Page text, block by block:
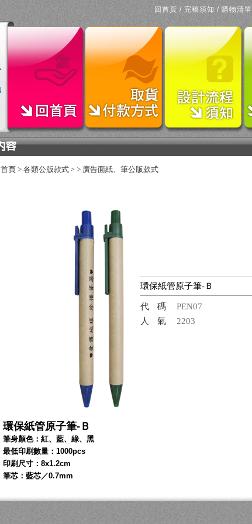
回首頁 /完稿須知 / 購物清單
首頁 > 各類公版款式 > > 廣告面紙、筆公版款式
環保紙管原子筆-Ｂ
代碼
PEN07
人氣
2203
環保紙管原子筆-Ｂ
筆身顏色：紅、藍、綠、黑
最低印刷數量：1000pcs
印刷尺寸：8x1.2cm
筆芯：藍芯／0.7mm